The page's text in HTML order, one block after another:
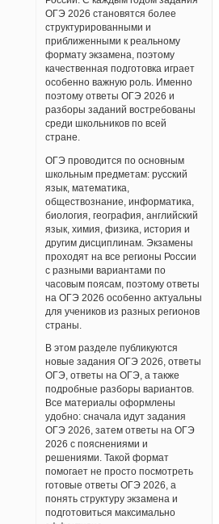
ОГЭ 2026 становятся более
структурированными и
приближенными к реальному
формату экзамена, поэтому
качественная подготовка играет
особенно важную роль. Именно
поэтому ответы ОГЭ 2026 и
разборы заданий востребованы
среди школьников по всей
стране.
ОГЭ проводится по основным
школьным предметам: русский
язык, математика,
обществознание, информатика,
биология, география, английский
язык, химия, физика, история и
другим дисциплинам. Экзамены
проходят на все регионы России
с разными вариантами по
часовым поясам, поэтому ответы
на ОГЭ 2026 особенно актуальны
для учеников из разных регионов
страны.
В этом разделе публикуются
новые задания ОГЭ 2026, ответы
ОГЭ, ответы на ОГЭ, а также
подробные разборы вариантов.
Все материалы оформлены
удобно: сначала идут задания
ОГЭ 2026, затем ответы на ОГЭ
2026 с пояснениями и
решениями. Такой формат
помогает не просто посмотреть
готовые ответы ОГЭ 2026, а
понять структуру экзамена и
подготовиться максимально